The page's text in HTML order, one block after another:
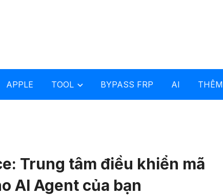
APPLE TOOL BYPASS FRP AI THÊM
Trung tâm điều khiển mã
AI Agent của bạn